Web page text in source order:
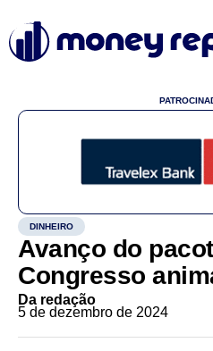
DINHEIRO
Avanço do
Congresso
Da redação
5 de dezembro de 2024